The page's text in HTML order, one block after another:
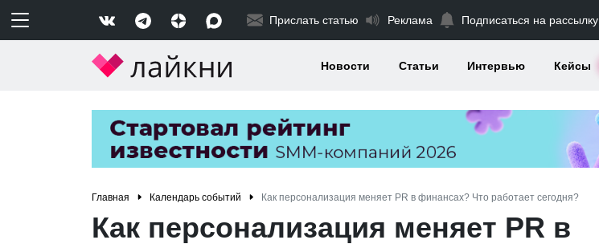
Прислать статью Реклама Подписаться на рассылку
Новости Статьи Интервью Кейсы
Главная Календарь событий Как персонализация меняет PR в финансах? Что работает сегодня?
Как персонализация меняет PR в